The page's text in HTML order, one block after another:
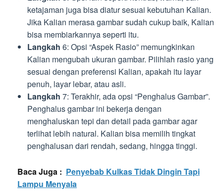
ketajaman juga bisa diatur sesuai kebutuhan Kalian.
Jika Kalian merasa gambar sudah cukup baik, Kalian
bisa membiarkannya seperti itu.
Langkah 6: Opsi “Aspek Rasio” memungkinkan
Kalian mengubah ukuran gambar. Pilihlah rasio yang
sesuai dengan preferensi Kalian, apakah itu layar
penuh, layar lebar, atau asli.
Langkah 7: Terakhir, ada opsi “Penghalus Gambar”.
Penghalus gambar ini bekerja dengan
menghaluskan tepi dan detail pada gambar agar
terlihat lebih natural. Kalian bisa memilih tingkat
penghalusan dari rendah, sedang, hingga tinggi.
Baca Juga : Penyebab Kulkas Tidak Dingin Tapi
Lampu Menyala